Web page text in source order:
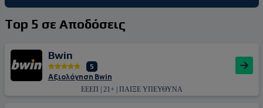
Top 5 σε Αποδόσεις
Bwin
5
Αξιολόγηση Bwin
ΕΕΕΠ | 21+ | ΠΑΙΞΕ ΥΠΕΥΘΥΝΑ